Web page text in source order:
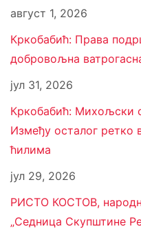
август 1, 2026
Кркобабић: Права
добровољна
јул 31, 2026
Кркобабић: Михољски
Између осталог ретко
ћилима
јул 29, 2026
РИСТО КОСТОВ,
„Седница Скупштине